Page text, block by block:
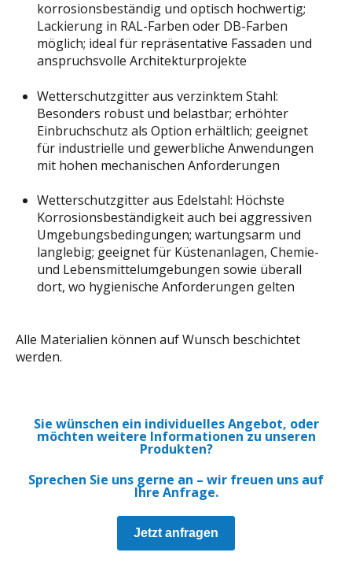
korrosionsbeständig und optisch hochwertig;
Lackierung in RAL-Farben oder DB-Farben
möglich; ideal für repräsentative Fassaden und
anspruchsvolle Architekturprojekte
Wetterschutzgitter aus verzinktem Stahl:
Besonders robust und belastbar; erhöhter
Einbruchschutz als Option erhältlich; geeignet
für industrielle und gewerbliche Anwendungen
mit hohen mechanischen Anforderungen
Wetterschutzgitter aus Edelstahl: Höchste
Korrosionsbeständigkeit auch bei aggressiven
Umgebungsbedingungen; wartungsarm und
langlebig; geeignet für Küstenanlagen, Chemie-
und Lebensmittelumgebungen sowie überall
dort, wo hygienische Anforderungen gelten
Alle Materialien können auf Wunsch beschichtet
werden.
Sie wünschen ein individuelles Angebot, oder
möchten weitere Informationen zu unseren
Produkten?
Sprechen Sie uns gerne an – wir freuen uns auf
Ihre Anfrage.
Jetzt anfragen